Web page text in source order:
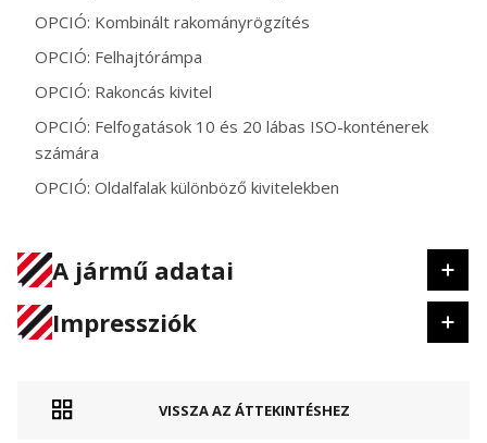
OPCIÓ: Kombinált rakományrögzítés
OPCIÓ: Felhajtórámpa
OPCIÓ: Rakoncás kivitel
OPCIÓ: Felfogatások 10 és 20 lábas ISO-konténerek
számára
OPCIÓ: Oldalfalak különböző kivitelekben
A jármű adatai
Impressziók
VISSZA AZ ÁTTEKINTÉSHEZ